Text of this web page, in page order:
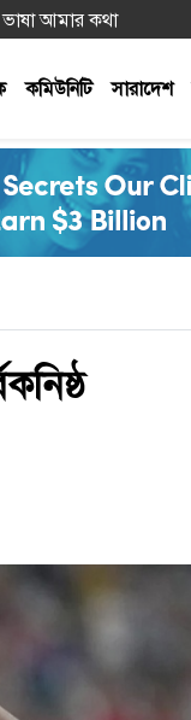
আমার কথা
কমিউনিটি সারাদেশ